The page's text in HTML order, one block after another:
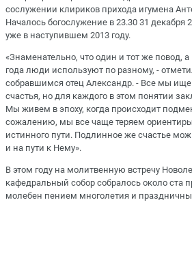
сослужении клириков прихода игумена
Началось богослужение в 23.30 31 декабря
уже в наступившем 2013 году.
«Знаменательно, что один и тот же повод,
года люди используют по разному, -
собравшимся отец Александр. - Все мы
счастья, но для каждого в этом понятии
Мы живем в эпоху, когда происходит
сожалению, мы все чаще теряем
истинного пути. Подлинное же счастье
и на пути к Нему».
В этом году на молитвенную встречу
кафедральный собор собралось около ста
молебен пением многолетия и